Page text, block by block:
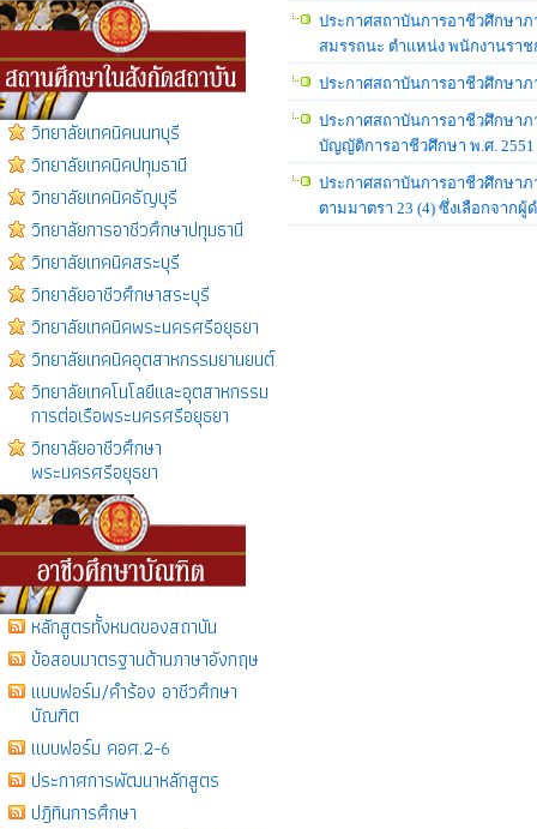
วิทยาลัยเทคนิคนนทบุรี
วิทยาลัยเทคนิคปทุมธานี
วิทยาลัยเทคนิคธัญบุรี
วิทยาลัยการอาชีวศึกษาปทุมธานี
วิทยาลัยเทคนิคสระบุรี
วิทยาลัยอาชีวศึกษาสระบุรี
วิทยาลัยเทคนิคพระนครศรีอยุธยา
วิทยาลัยเทคนิคอุตสาหกรรมยานยนต์
วิทยาลัยเทคโนโลยีเเละอุตสาหกรรม
การต่อเรือพระนครศรีอยุธยา
วิทยาลัยอาชีวศึกษา
พระนครศรีอยุธยา
หลักสูตรทั้งหมดของสถาบัน
ข้อสอบมาตรฐานด้านภาษาอังกฤษ
แบบฟอร์ม/คำร้อง อาชีวศึกษา
บัณฑิต
แบบฟอร์ม คอศ.2-6
ประกาศการพัฒนาหลักสูตร
ปฎิทินการศึกษา
ประกาศสถาบันการอาชีวศึกษาภ
สมรรถนะ ตำแหน่ง พนักงานรา
ประกาศสถาบันการอาชีวศึกษาภ
ประกาศสถาบันการอาชีวศึกษาภ
บัญญัติการอาชีวศึกษา พ.ศ. 2551
ประกาศสถาบันการอาชีวศึกษา
ตามมาตรา 23 (4) ซึ่งเลือกจาก